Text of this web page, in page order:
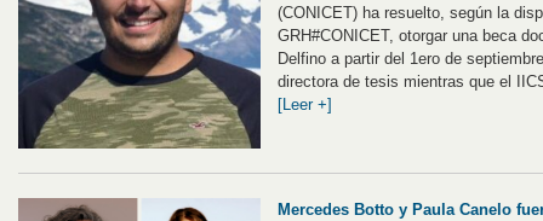
(CONICET) ha resuelto, según la
GRH#CONICET, otorgar una beca
Delfino a partir del 1ero de
directora de tesis mientras que el
[Leer +]
Mercedes Botto y Paula Canelo